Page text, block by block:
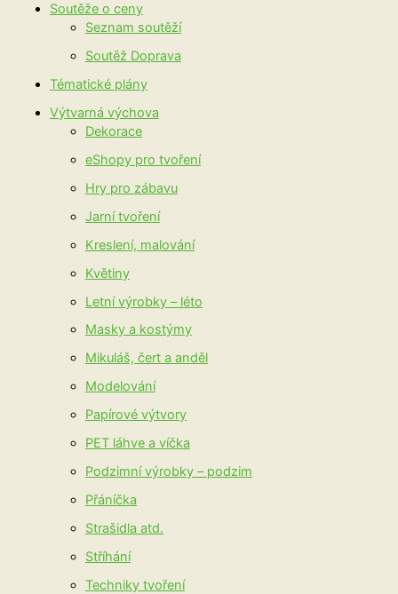
Soutěže o ceny
Seznam soutěží
Soutěž Doprava
Tématické plány
Výtvarná výchova
Dekorace
eShopy pro tvoření
Hry pro zábavu
Jarní tvoření
Kreslení, malování
Květiny
Letní výrobky – léto
Masky a kostýmy
Mikuláš, čert a anděl
Modelování
Papírové výtvory
PET láhve a víčka
Podzimní výrobky – podzim
Přáníčka
Strašidla atd.
Stříhání
Techniky tvoření